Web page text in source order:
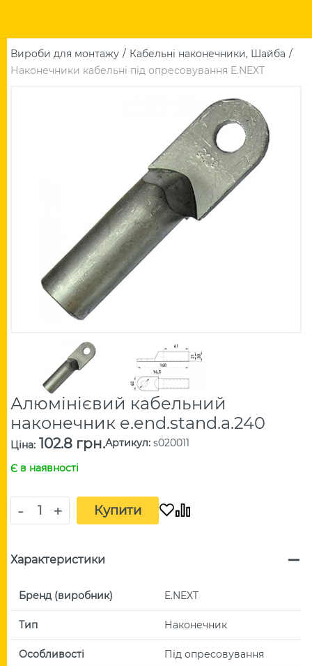
Вироби для монтажу
Кабельні наконечники, Шайба
Наконечники кабельні під опресовування E.NEXT
Алюмінієвий кабельний
наконечник e.end.stand.a.240
Ціна: 102.8 грн.Артикул: s020011
Є в наявності
- + Купити
Характеристики
Бренд (виробник) E.NEXT
Тип Наконечник
Особливості Під опресовування